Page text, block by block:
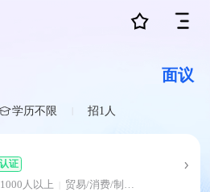
面议
学历不限 招1人
认证
1000人以上